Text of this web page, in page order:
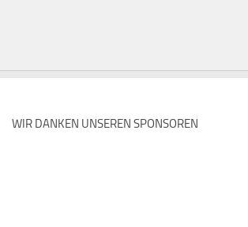
WIR DANKEN UNSEREN SPONSOREN